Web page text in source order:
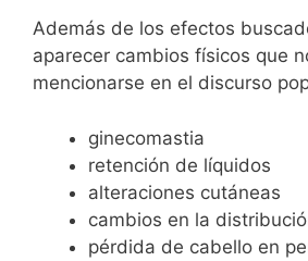
Además de los efectos
aparecer cambios físicos que
mencionarse en el discurso
ginecomastia
retención de líquidos
alteraciones cutáneas
cambios en la
pérdida de cabello en